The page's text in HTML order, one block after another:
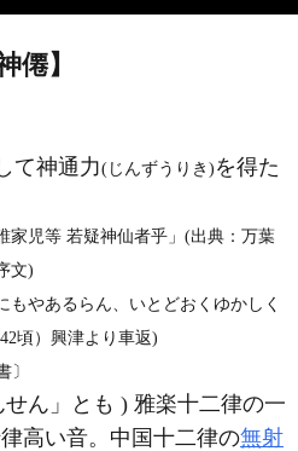
僊】
て神通力(じんずうりき)を得た
家児等 若疑神仙者乎」(出典：万葉
文)
もやあるらん、いとどおくゆかしく
頃）興津より車返)
〕
ん」とも ) 雅楽十二律の一
高い音。中国十二律の無射